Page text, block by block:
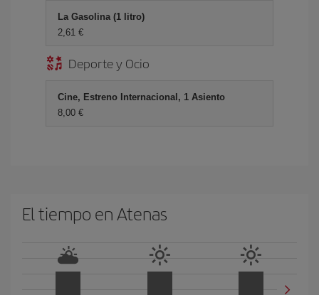
La Gasolina (1 litro)
2,61 €
Deporte y Ocio
Cine, Estreno Internacional, 1 Asiento
8,00 €
El tiempo en Atenas